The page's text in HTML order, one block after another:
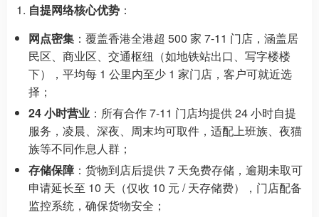
自提网络核心优势 ：
网点密集 ：覆盖香港全港超 500 家 7-11 门店，涵盖居
民区、商业区、交通枢纽（如地铁站出口、写字楼楼
下），平均每 1 公里内至少 1 家门店，客户可就近选
择；
24 小时营业 ：所有合作 7-11 门店均提供 24 小时自提
服务，凌晨、深夜、周末均可取件，适配上班族、夜猫
族等不同作息人群；
存储保障 ：货物到店后提供 7 天免费存储，逾期未取可
申请延长至 10 天（仅收 10 元 / 天存储费），门店配备
监控系统，确保货物安全；